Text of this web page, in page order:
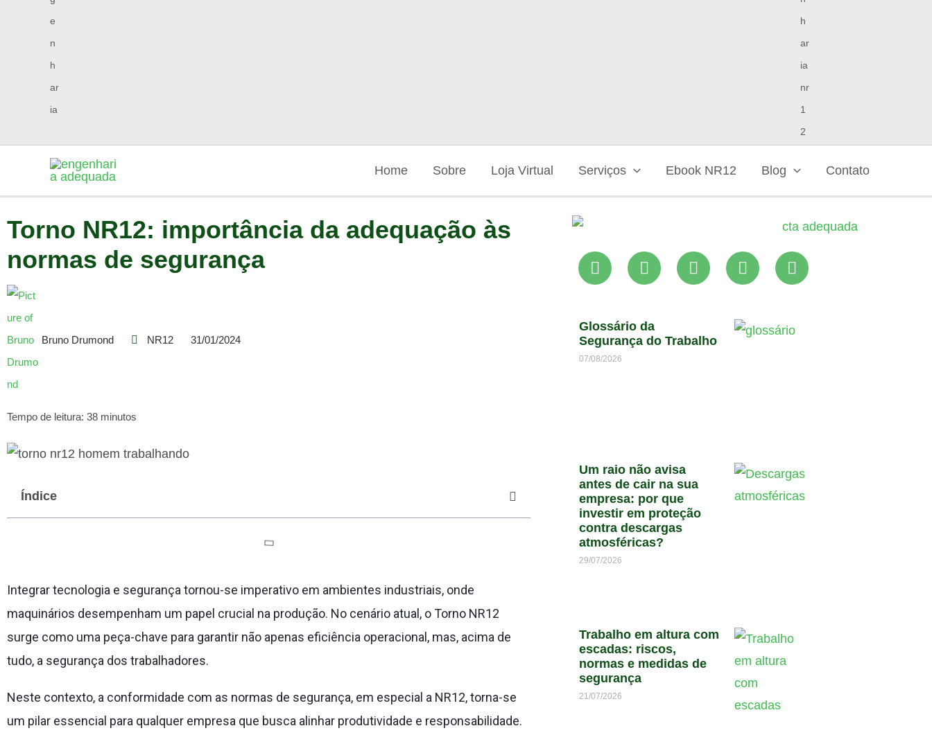
Home Sobre Loja Virtual Serviços Ebook NR12 Blog Contato
Torno NR12: importância da adequação às
normas de segurança
Bruno Drumond NR12 31/01/2024
Tempo de leitura: 38 minutos
Índice
Integrar tecnologia e segurança tornou-se imperativo em ambientes industriais, onde
maquinários desempenham um papel crucial na produção. No cenário atual, o Torno NR12
surge como uma peça-chave para garantir não apenas eficiência operacional, mas, acima de
tudo, a segurança dos trabalhadores.
Neste contexto, a conformidade com as normas de segurança, em especial a NR12, torna-se
um pilar essencial para qualquer empresa que busca alinhar produtividade e responsabilidade.
Glossário da
Segurança do Trabalho
07/08/2026
Um raio não avisa
antes de cair na sua
empresa: por que
investir em proteção
contra descargas
atmosféricas?
29/07/2026
Trabalho em altura com
escadas: riscos,
normas e medidas de
segurança
21/07/2026